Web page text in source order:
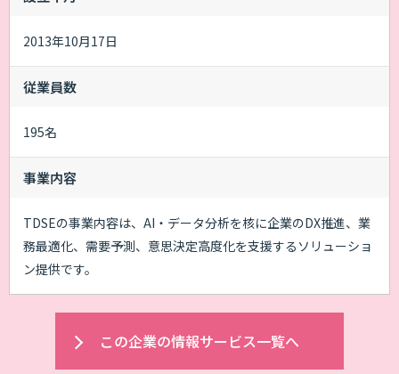
2013年10月17日
従業員数
195名
事業内容
TDSEの事業内容は、AI・データ分析を核に企業のDX推進、業
務最適化、需要予測、意思決定高度化を支援するソリューショ
ン提供です。
この企業の情報サービス一覧へ